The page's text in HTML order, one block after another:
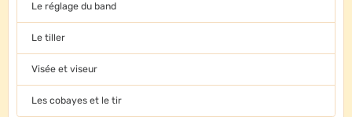
Le réglage du band
Le tiller
Visée et viseur
Les cobayes et le tir